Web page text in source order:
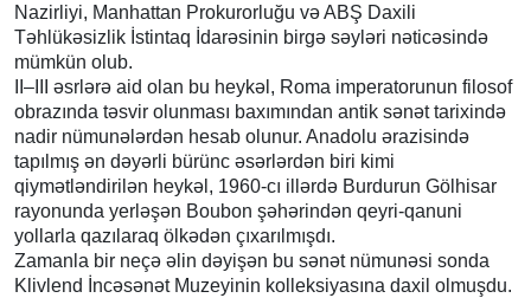
Nazirliyi, Manhattan Prokurorluğu və ABŞ Daxili
Təhlükəsizlik İstintaq İdarəsinin birgə səyləri nəticəsində
mümkün olub.
II–III əsrlərə aid olan bu heykəl, Roma imperatorunun filosof
obrazında təsvir olunması baxımından antik sənət tarixində
nadir nümunələrdən hesab olunur. Anadolu ərazisində
tapılmış ən dəyərli bürünc əsərlərdən biri kimi
qiymətləndirilən heykəl, 1960-cı illərdə Burdurun Gölhisar
rayonunda yerləşən Boubon şəhərindən qeyri-qanuni
yollarla qazılaraq ölkədən çıxarılmışdı.
Zamanla bir neçə əlin dəyişən bu sənət nümunəsi sonda
Klivlend İncəsənət Muzeyinin kolleksiyasına daxil olmuşdu.